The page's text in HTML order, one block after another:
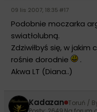
09 lis 2007, 18:35#17
Podobnie moczarka
swiatłolubną.
Zdziwiłbyś się, w jakim
rośnie dorodnie
.
Akwa LT (Diana..)
Kadazan Toruń /